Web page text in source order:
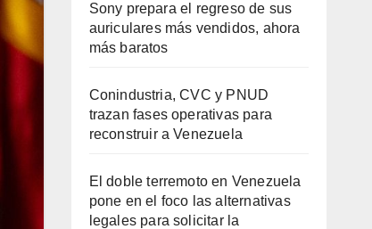
Sony prepara el regreso de sus
auriculares más vendidos, ahora
más baratos
Conindustria, CVC y PNUD
trazan fases operativas para
reconstruir a Venezuela
El doble terremoto en Venezuela
pone en el foco las alternativas
legales para solicitar la